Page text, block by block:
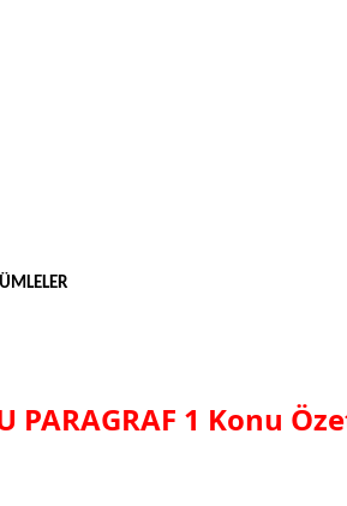
1 Konu